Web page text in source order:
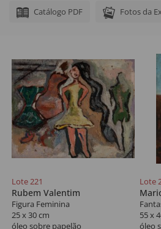
Catálogo PDF Fotos da
Lote 221
Rubem Valentim
Figura Feminina
25 x 30 cm
óleo sobre papelão
Lote
55 x
óleo